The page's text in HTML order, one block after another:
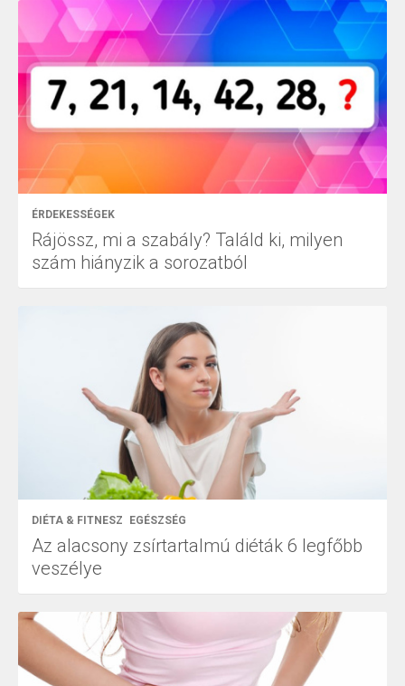
ÉRDEKESSÉGEK
Rájössz, mi a szabály? Találd ki, milyen
szám hiányzik a sorozatból
DIÉTA & FITNESZ EGÉSZSÉG
Az alacsony zsírtartalmú diéták 6 legfőbb
veszélye